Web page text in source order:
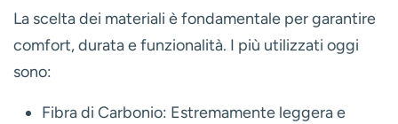
La scelta dei materiali è fondamentale per garantire
comfort, durata e funzionalità. I più utilizzati oggi
sono:
Fibra di Carbonio: Estremamente leggera e